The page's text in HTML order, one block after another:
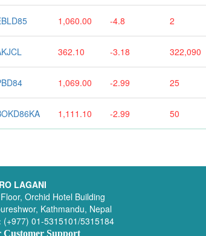
1,060.00 -4.8 2
362.10 -3.18 322,090
1,069.00 -2.99 25
1,111.10 -2.99 50
LAGANI
Orchid Hotel Building
Kathmandu, Nepal
(+977) 01-5315101/5315184
Customer Support